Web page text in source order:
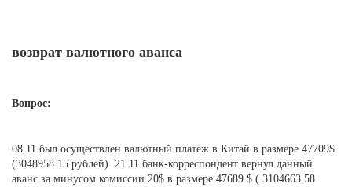
возврат валютного аванса
Вопрос:
08.11 был осуществлен валютный платеж в Китай в размере 47709$
(3048958.15 рублей). 21.11 банк-корреспондент вернул данный
аванс за минусом комиссии 20$ в размере 47689 $ ( 3104663.58